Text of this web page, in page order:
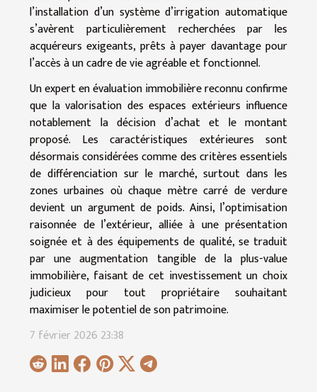
l’installation d’un système d’irrigation automatique
s’avèrent particulièrement recherchées par les
acquéreurs exigeants, prêts à payer davantage pour
l’accès à un cadre de vie agréable et fonctionnel.
Un expert en évaluation immobilière reconnu confirme
que la valorisation des espaces extérieurs influence
notablement la décision d’achat et le montant
proposé. Les caractéristiques extérieures sont
désormais considérées comme des critères essentiels
de différenciation sur le marché, surtout dans les
zones urbaines où chaque mètre carré de verdure
devient un argument de poids. Ainsi, l’optimisation
raisonnée de l’extérieur, alliée à une présentation
soignée et à des équipements de qualité, se traduit
par une augmentation tangible de la plus-value
immobilière, faisant de cet investissement un choix
judicieux pour tout propriétaire souhaitant
maximiser le potentiel de son patrimoine.
7 février 2026 23:38